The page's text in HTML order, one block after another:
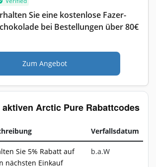
Sie eine kostenlose Fazer-
bei Bestellungen über 80€
Zum Angebot
Arctic Pure Rabattcodes
Verfallsdatum
Sie 5% Rabatt auf
nächsten Einkauf
b.a.W